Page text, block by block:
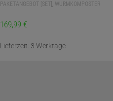
PAKETANGEBOT [SET] , WURMKOMPOSTER
169,99 €
Lieferzeit: 3 Werktage